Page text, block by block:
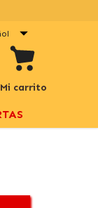
Mi carrito